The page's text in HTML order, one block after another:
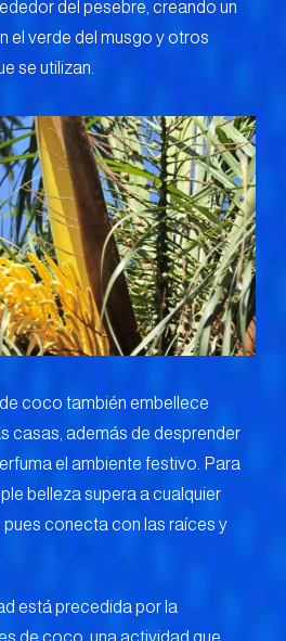
del pesebre, creando un
el verde del musgo y otros
se utilizan.
de coco también embellece
casas, además de desprender
el ambiente festivo. Para
belleza supera a cualquier
conecta con las raíces y
está precedida por la
de coco, una actividad que